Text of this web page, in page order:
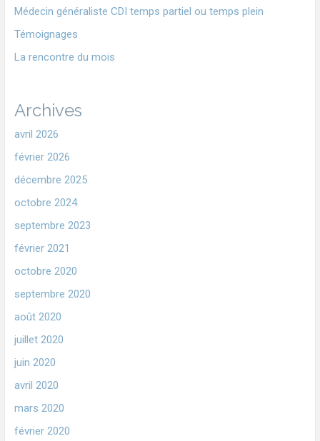
Médecin généraliste CDI temps partiel ou temps plein
Témoignages
La rencontre du mois
Archives
avril 2026
février 2026
décembre 2025
octobre 2024
septembre 2023
février 2021
octobre 2020
septembre 2020
août 2020
juillet 2020
juin 2020
avril 2020
mars 2020
février 2020